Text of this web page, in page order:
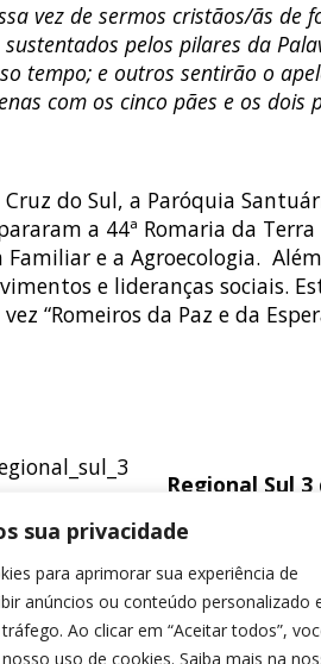
sua privacidade
para aprimorar sua experiência de
anúncios ou conteúdo personalizado
Ao clicar em “Aceitar todos”,
uso de cookies. Saiba mais na
vez de sermos cristãos/ãs
sustentados pelos pilares da
tempo; e outros sentirão o
com os cinco pães e os dois
Cruz do Sul, a Paróquia
a 44ª Romaria da
e a Agroecologia.
e lideranças sociais.
“Romeiros da Paz e da
Regional Sul 3
Rua Víctor
Centro,
CEP 92310-
Whatsapp